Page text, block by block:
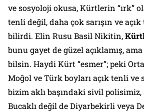
ve sosyoloji okusa, Kürtlerin “ırk”
tenli değil, daha çok sarışın ve
bilirdi. Elin Rusu Basil Nikitin,
bunu gayet de güzel açıklamış,
bilsin. Haydi Kürt “esmer”; peki
Moğol ve Türk boyları açık tenli ve
bizim aklı başındaki sivil
Bucaklı değil de Diyarbekirli veya